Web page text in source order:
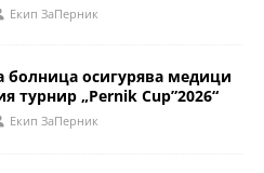
Eкип ЗаПерник
болница осигурява медици
турнир „Pernik Cup”2026“
Eкип ЗаПерник